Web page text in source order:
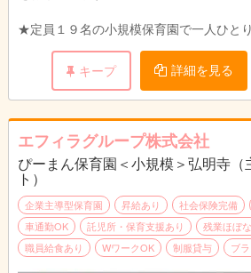
★定員１９名の小規模保育園で一人ひと
ご家庭、職員、地域のトライアングルで
れるような環境づくりを目指しています。
キープ 詳細を見る
エフィラグループ株式会社
ぴーまん保育園＜小規模＞弘明寺（
ト）
企業主導型保育園 昇給あり 社会保険完備
車通勤OK
託児所・保育支援あり 残業ほぼ
職員給食あり
WワークOK 制服貸与 ブ